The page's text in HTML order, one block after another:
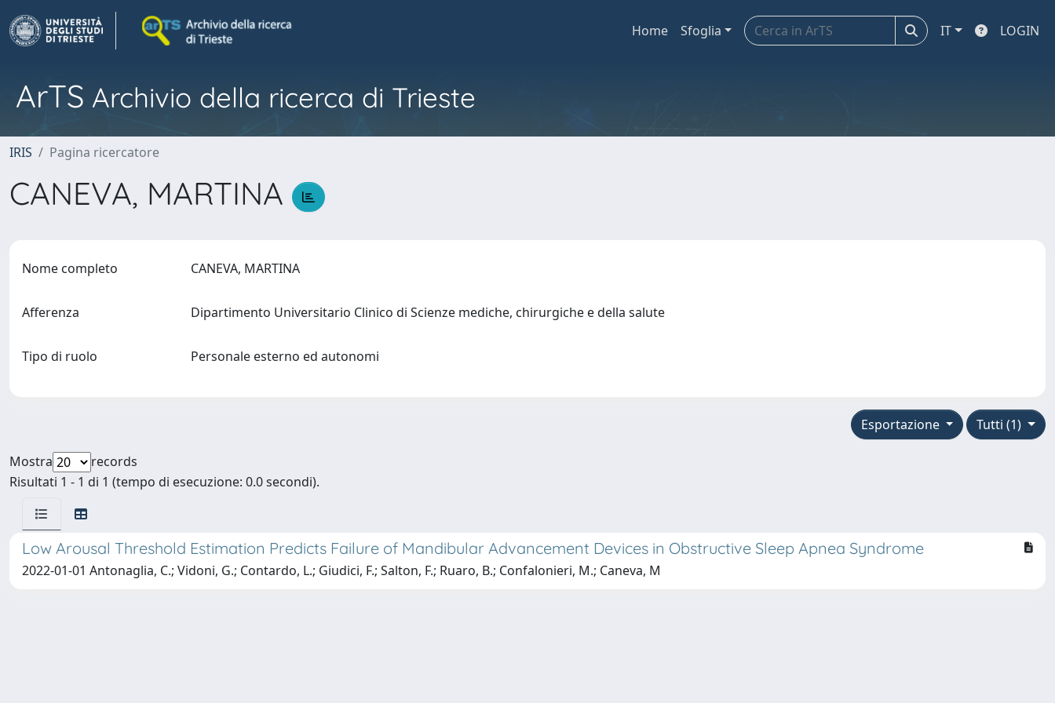
Home Sfoglia IT LOGIN
ArTS Archivio della ricerca di Trieste
IRIS Pagina ricercatore
CANEVA, MARTINA
Nome completo CANEVA, MARTINA
Afferenza Dipartimento Universitario Clinico di Scienze mediche, chirurgiche e della salute
Tipo di ruolo Personale esterno ed autonomi
Tutti (1)
Esportazione
Mostra
records
Risultati 1 - 1 di 1 (tempo di esecuzione: 0.0 secondi).
Low Arousal Threshold Estimation Predicts Failure of Mandibular Advancement Devices in Obstructive Sleep Apnea Syndrome
2022-01-01 Antonaglia, C.; Vidoni, G.; Contardo, L.; Giudici, F.; Salton, F.; Ruaro, B.; Confalonieri, M.; Caneva, M